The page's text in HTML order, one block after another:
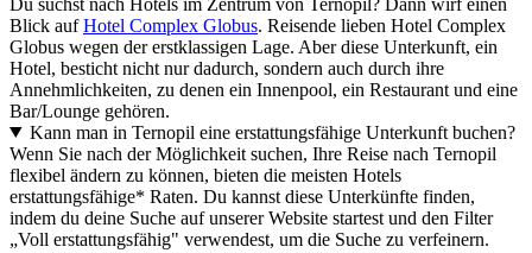
Blick aufHotel Complex Globus. Reisende lieben Hotel Complex
Globus wegen der erstklassigen Lage. Aber diese Unterkunft, ein
Hotel, besticht nicht nur dadurch, sondern auch durch ihre
Annehmlichkeiten, zu denen ein Innenpool, ein Restaurant und eine
Bar/Lounge gehören.
Kann man in Ternopil eine erstattungsfähige Unterkunft buchen?
Wenn Sie nach der Möglichkeit suchen, Ihre Reise nach Ternopil
flexibel ändern zu können, bieten die meisten Hotels
erstattungsfähige* Raten. Du kannst diese Unterkünfte finden,
indem du deine Suche auf unserer Website startest und den Filter
„Voll erstattungsfähig" verwendest, um die Suche zu verfeinern.